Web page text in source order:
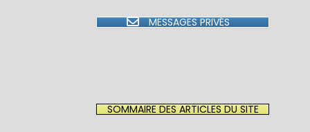
MESSAGES PRIVÉS
SOMMAIRE DES ARTICLES DU SITE